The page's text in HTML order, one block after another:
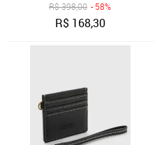
R$398,00 - 58%
R$ 168,30